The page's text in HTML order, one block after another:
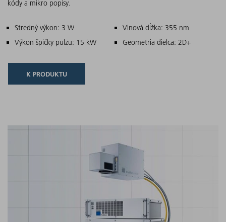
kódy a mikro popisy.
Hlavné znaky
Stredný výkon: 3 W
Vlnová dĺžka: 355 nm
Výkon špičky pulzu: 15 kW
Geometria dielca: 2D+
K PRODUKTU